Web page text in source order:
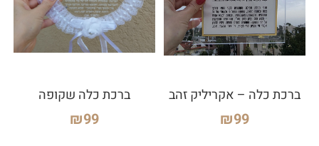
ברכת כלה – אקריליק זהב
₪99
ברכת כלה שקופה
₪99